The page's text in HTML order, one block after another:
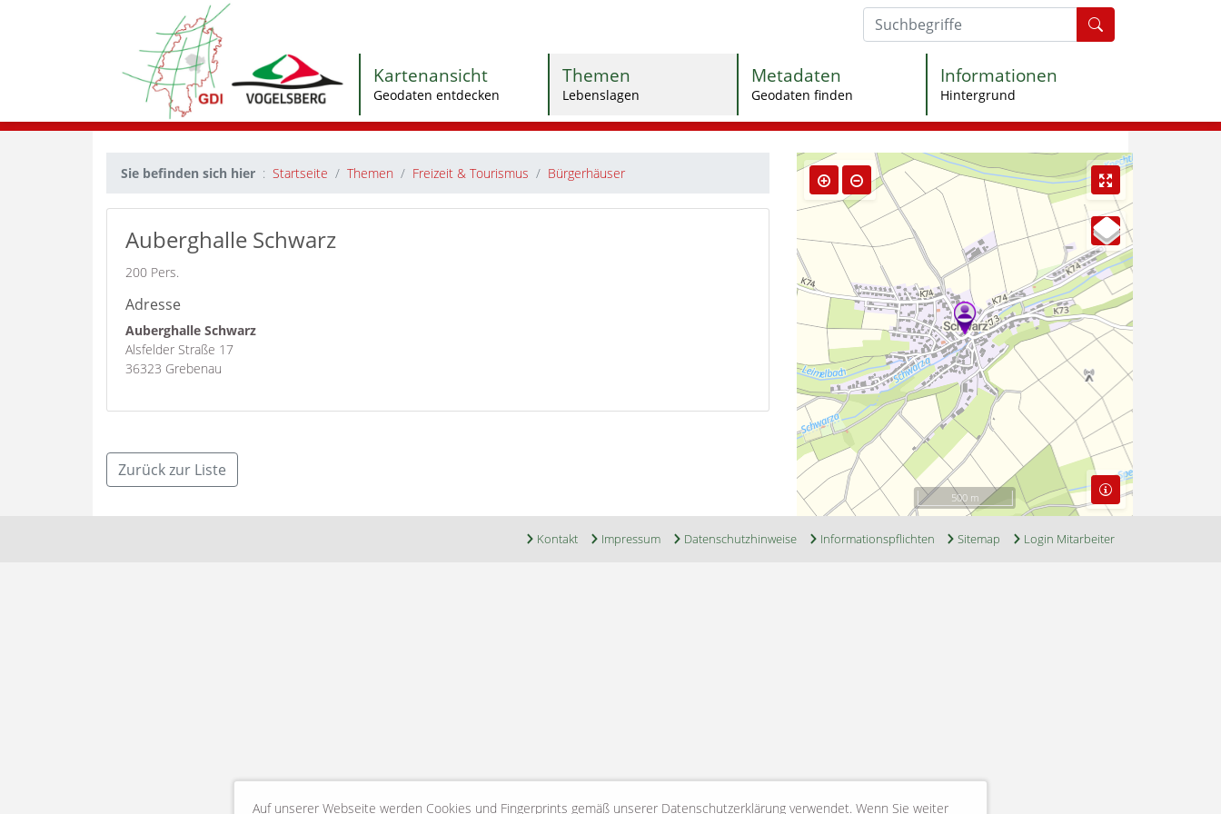
Auf unserer Webseite werden Cookies und Fingerprints gemäß unserer Datenschutzerklärung verwendet. Wenn Sie weiter
Kartenansicht
Geodaten entdecken
Themen
Lebenslagen
Metadaten
Geodaten finden
Informationen
Hintergrund
Sie befinden sich hier Startseite Themen Freizeit & Tourismus Bürgerhäuser
Auberghalle Schwarz
200 Pers.
Adresse
Auberghalle Schwarz
Alsfelder Straße 17
36323 Grebenau
Zurück zur Liste
500 m
Kontakt Impressum Datenschutzhinweise Informationspflichten Sitemap Login Mitarbeiter